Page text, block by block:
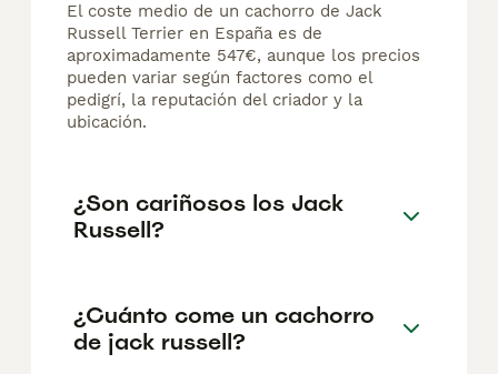
El coste medio de un cachorro de Jack
Russell Terrier en España es de
aproximadamente 547€, aunque los precios
pueden variar según factores como el
pedigrí, la reputación del criador y la
ubicación.
¿Son cariñosos los Jack
Russell?
¿Cuánto come un cachorro
de jack russell?